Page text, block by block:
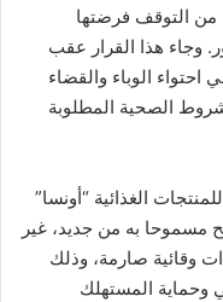
من التوقف فرضتها
وجاء هذا القرار عقب
احتواء الوباء والقضاء
الصحية المطلوبة
الغذائية “أونسا”
مسموحا به من جديد، غير
وقائية صارمة، وذلك
وحماية المستهلك